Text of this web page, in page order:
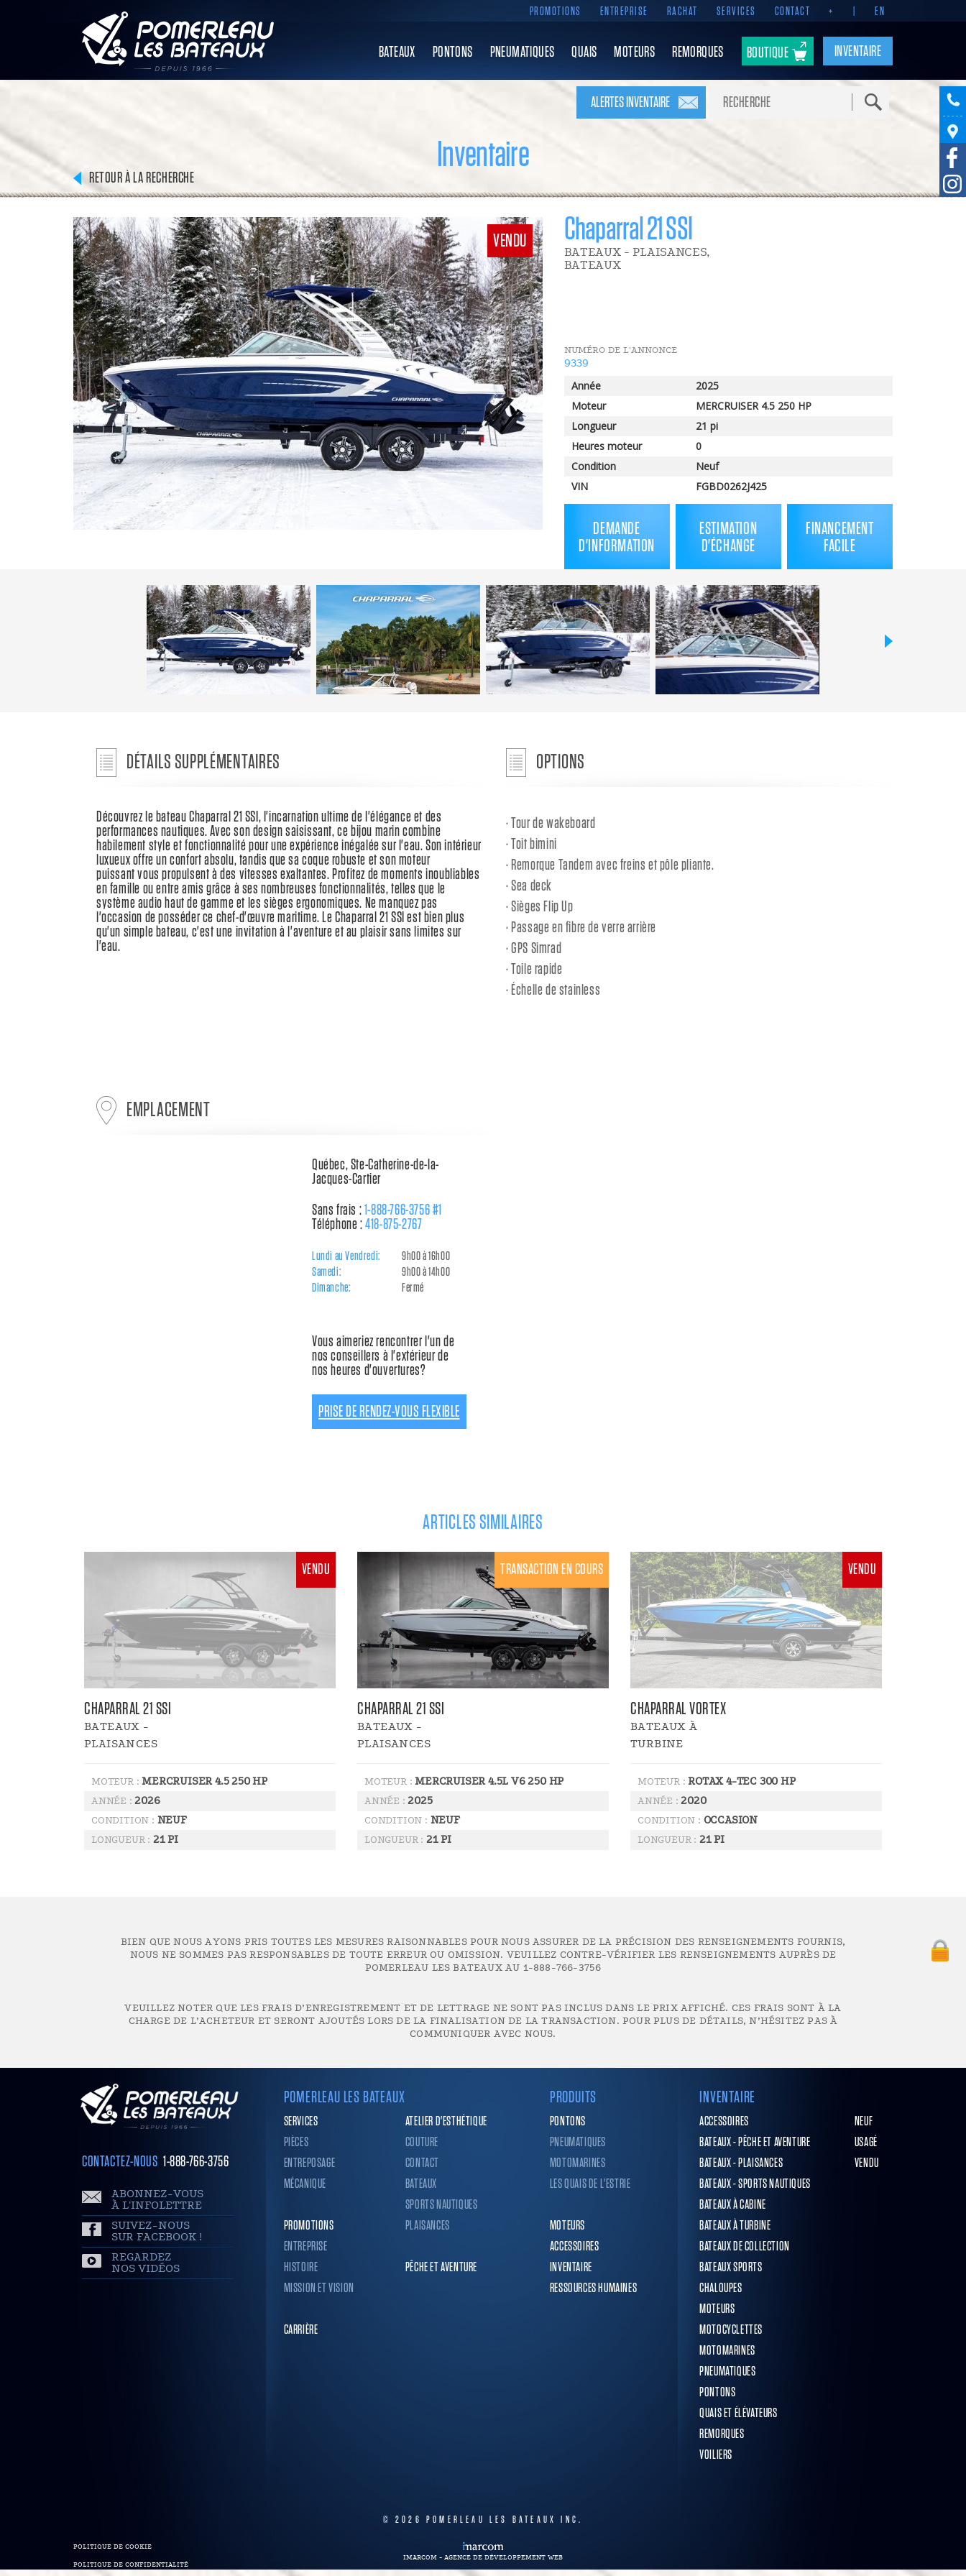
ALERTES INVENTAIRE
BATEAUX PONTONS PNEUMATIQUES QUAIS MOTEURS REMORQUES BOUTIQUE INVENTAIRE
PROMOTIONS ENTREPRISE RACHAT SERVICES CONTACT + EN
Inventaire
RETOUR À LA RECHERCHE
VENDU Chaparral 21 SSI
BATEAUX - PLAISANCES,
BATEAUX
NUMÉRO DE L'ANNONCE
9339
Année
2025
Moteur
MERCRUISER 4.5 250 HP
Longueur
21 pi
Heures moteur
0
Condition
Neuf
VIN
FGBD0262J425
DEMANDE
D'INFORMATION
ESTIMATION
D'ÉCHANGE
FINANCEMENT
FACILE
DÉTAILS SUPPLÉMENTAIRES
Découvrez le bateau Chaparral 21 SSI, l'incarnation ultime de l'élégance et des
performances nautiques. Avec son design saisissant, ce bijou marin combine
habilement style et fonctionnalité pour une expérience inégalée sur l'eau. Son intérieur
luxueux offre un confort absolu, tandis que sa coque robuste et son moteur
puissant vous propulsent à des vitesses exaltantes. Profitez de moments inoubliables
en famille ou entre amis grâce à ses nombreuses fonctionnalités, telles que le
système audio haut de gamme et les sièges ergonomiques. Ne manquez pas
l'occasion de posséder ce chef-d'œuvre maritime. Le Chaparral 21 SSI est bien plus
qu'un simple bateau, c'est une invitation à l'aventure et au plaisir sans limites sur
l'eau.
OPTIONS
Tour de wakeboard
Toit bimini
Remorque Tandem avec freins et pôle pliante.
Sea deck
Sièges Flip Up
Passage en fibre de verre arrière
GPS Simrad
Toile rapide
Échelle de stainless
EMPLACEMENT
Québec, Ste-Catherine-de-la-
Jacques-Cartier
Sans frais :1-888-766-3756 #1
Téléphone :418-875-2767
Lundi au Vendredi:
9h00 à 16h00
Samedi:
9h00 à 14h00
Dimanche:
Fermé
Vous aimeriez rencontrer l'un de
nos conseillers à l'extérieur de
nos heures d'ouvertures?
PRISE DE RENDEZ-VOUS FLEXIBLE
ARTICLES SIMILAIRES
VENDU
CHAPARRAL 21 SSI
BATEAUX -
PLAISANCES
MOTEUR :MERCRUISER 4.5 250 HP
ANNÉE :2026
CONDITION : NEUF
LONGUEUR : 21 PI
TRANSACTION EN COURS
CHAPARRAL 21 SSI
BATEAUX -
PLAISANCES
MOTEUR :MERCRUISER 4.5L V6 250 HP
ANNÉE :2025
CONDITION : NEUF
LONGUEUR : 21 PI
VENDU
CHAPARRAL VORTEX
BATEAUX À
TURBINE
MOTEUR :ROTAX 4-TEC 300 HP
ANNÉE :2020
CONDITION : OCCASION
LONGUEUR : 21 PI
BIEN QUE NOUS AYONS PRIS TOUTES LES MESURES RAISONNABLES POUR NOUS ASSURER DE LA PRÉCISION DES RENSEIGNEMENTS FOURNIS,
NOUS NE SOMMES PAS RESPONSABLES DE TOUTE ERREUR OU OMISSION. VEUILLEZ CONTRE-VÉRIFIER LES RENSEIGNEMENTS AUPRÈS DE
POMERLEAU LES BATEAUX AU 1-888-766-3756
VEUILLEZ NOTER QUE LES FRAIS D’ENREGISTREMENT ET DE LETTRAGE NE SONT PAS INCLUS DANS LE PRIX AFFICHÉ. CES FRAIS SONT À LA
CHARGE DE L’ACHETEUR ET SERONT AJOUTÉS LORS DE LA FINALISATION DE LA TRANSACTION. POUR PLUS DE DÉTAILS, N’HÉSITEZ PAS À
COMMUNIQUER AVEC NOUS.
CONTACTEZ-NOUS 1-888-766-3756
ABONNEZ-VOUS
À L'INFOLETTRE
SUIVEZ-NOUS
SUR FACEBOOK !
REGARDEZ
NOS VIDÉOS
POMERLEAU LES BATEAUX
SERVICES
PIÈCES
ENTREPOSAGE
MÉCANIQUE
PROMOTIONS
ENTREPRISE
HISTOIRE
MISSION ET VISION
CARRIÈRE
ATELIER D'ESTHÉTIQUE
COUTURE
CONTACT
BATEAUX
SPORTS NAUTIQUES
PLAISANCES
PÊCHE ET AVENTURE
PRODUITS
PONTONS
PNEUMATIQUES
MOTOMARINES
LES QUAIS DE L'ESTRIE
MOTEURS
ACCESSOIRES
INVENTAIRE
RESSOURCES HUMAINES
INVENTAIRE
ACCESSOIRES
BATEAUX - PÊCHE ET AVENTURE
BATEAUX - PLAISANCES
BATEAUX - SPORTS NAUTIQUES
BATEAUX À CABINE
BATEAUX À TURBINE
BATEAUX DE COLLECTION
BATEAUX SPORTS
CHALOUPES
MOTEURS
MOTOCYCLETTES
MOTOMARINES
PNEUMATIQUES
PONTONS
QUAIS ET ÉLÉVATEURS
REMORQUES
VOILIERS
NEUF
USAGÉ
VENDU
POLITIQUE DE COOKIE
POLITIQUE DE CONFIDENTIALITÉ
© 2026 POMERLEAU LES BATEAUX INC.
IMARCOM - AGENCE DE DÉVELOPPEMENT WEB